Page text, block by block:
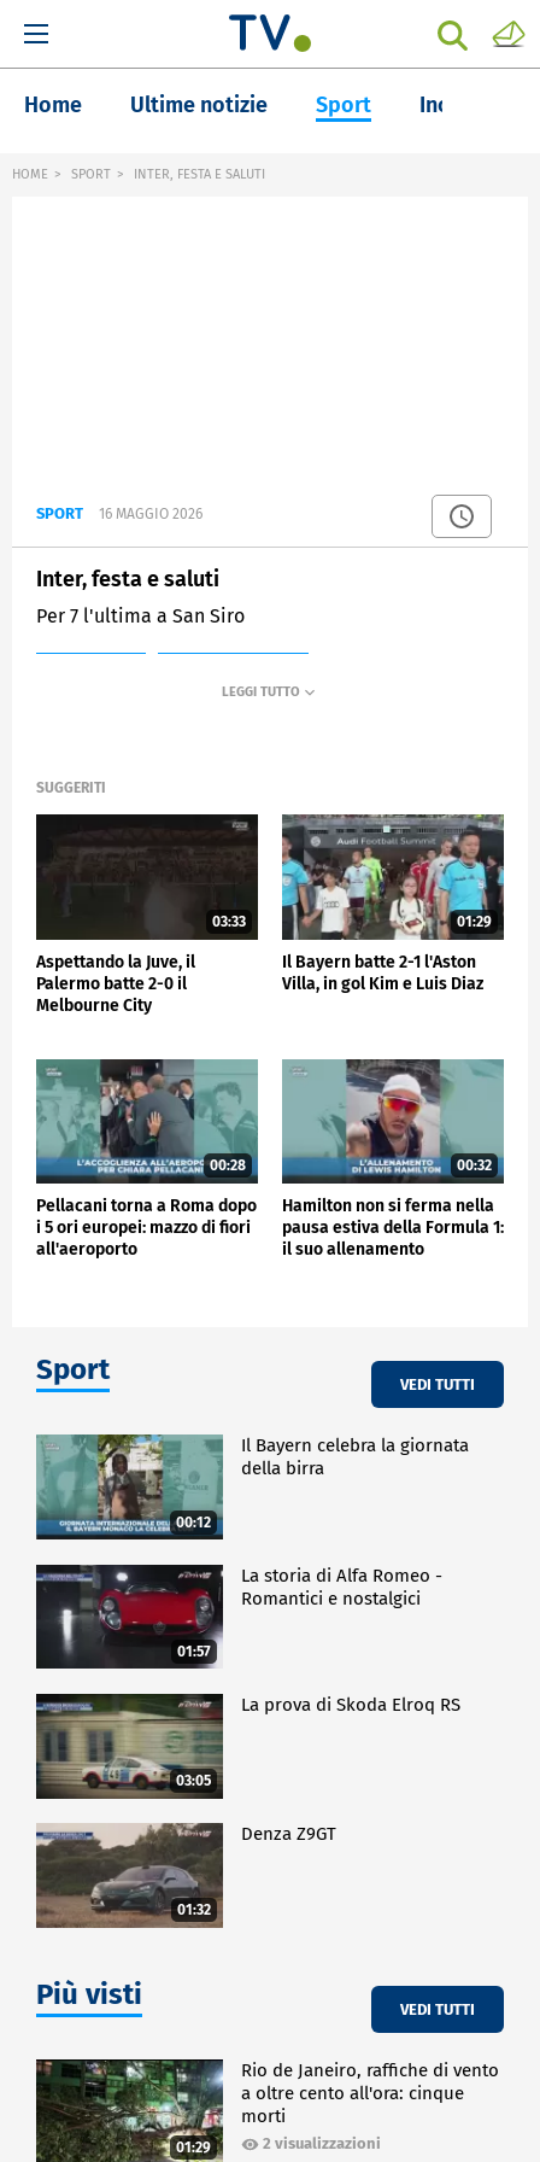
Home Ultime notizie Sport Inchieste
HOME SPORT INTER, FESTA E SALUTI
SPORT 16 MAGGIO 2026
Inter, festa e saluti
Per 7 l'ultima a San Siro
SUGGERITI
03:33
Aspettando la Juve, il
Palermo batte 2-0 il
Melbourne City
01:29
Il Bayern batte 2-1 l'Aston
Villa, in gol Kim e Luis Diaz
00:28
Pellacani torna a Roma dopo
i 5 ori europei: mazzo di fiori
all'aeroporto
00:32
Hamilton non si ferma nella
pausa estiva della Formula 1:
il suo allenamento
Sport VEDI TUTTI
00:12
Il Bayern celebra la giornata
della birra
01:57
La storia di Alfa Romeo -
Romantici e nostalgici
03:05
La prova di Skoda Elroq RS
01:32
Denza Z9GT
Più visti VEDI TUTTI
01:29
Rio de Janeiro, raffiche di vento
a oltre cento all'ora: cinque
morti
2 visualizzazioni